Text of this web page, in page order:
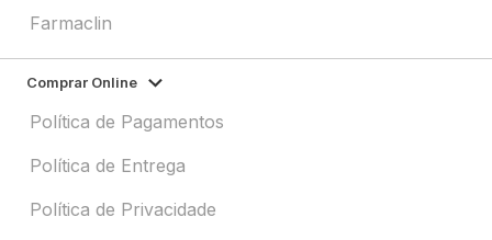
Farmaclin
Comprar Online
Política de Pagamentos
Política de Entrega
Política de Privacidade